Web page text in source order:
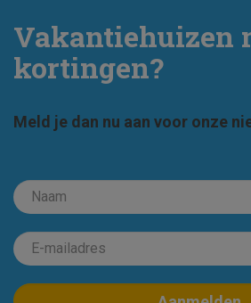
Vakantiehuizen
kortingen?
Meld je dan nu aan voor onze